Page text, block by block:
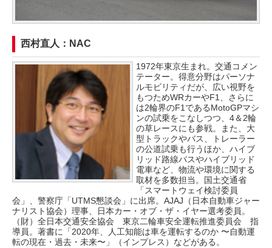
西村直人：NAC
1972年東京生まれ。交通コメン
テーター。得意分野はパーソナ
ルモビリティだが、広い視野を
もつためWRカーやF1、さらに
は2輪界のF1であるMotoGPマシ
ンの試乗をこなしつつ、4＆2輪
の草レースにも参戦。また、大
型トラックやバス、トレーラー
の公道試乗も行うほか、ハイブ
リッド路線バスやハイブリッド
電車など、物流や環境に関する
取材を多数担当。国土交通省
「スマートウェイ検討委員
会」、警察庁「UTMS懇談会」に出席。AJAJ（日本自動車ジャー
ナリスト協会）理事、日本カー・オブ・ザ・イヤー選考委員。
（財）全日本交通安全協会 東京二輪車安全運転推進委員会 指
導員。著書に「2020年、人工知能は車を運転するのか 〜自動運
転の現在・過去・未来〜」（インプレス）などがある。